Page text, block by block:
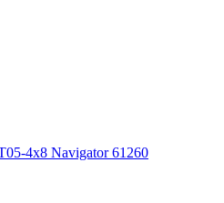
4х8 Navigator 61260